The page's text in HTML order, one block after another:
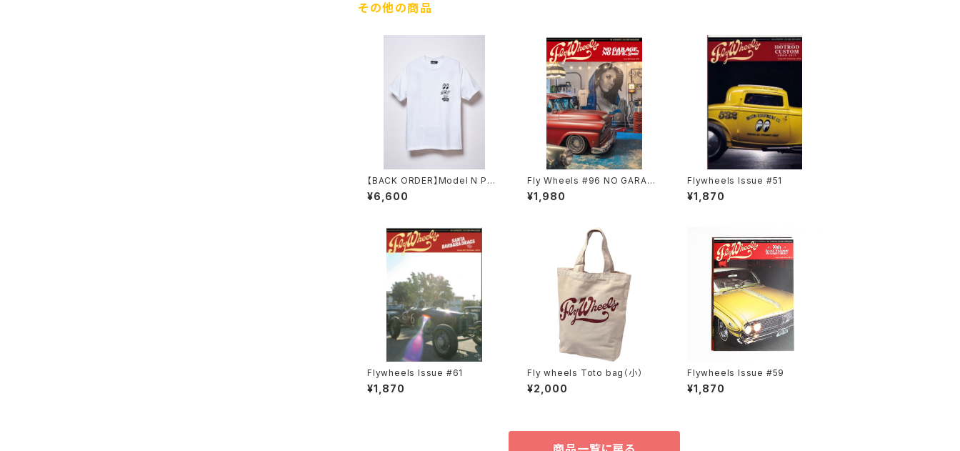
その他の商品
【BACK ORDER】Model N PRO
JECT TEE / White
¥6,600
Fly Wheels #96 NO GARAGE
NO LIFE, Special
¥1,980
Flywheels Issue #51
¥1,870
Flywheels Issue #61
¥1,870
Fly wheels Toto bag（小）
¥2,000
Flywheels Issue #59
¥1,870